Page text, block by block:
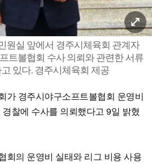
원실 앞에서 경주시체육회 관계자
트볼협회 수사 의뢰와 관련한 서류
있다. 경주시체육회 제공
가 경주시야구소프트볼협회 운영비
찰에 수사를 의뢰했다고 9일 밝혔
회의 운영비 실태와 리그 비용 사용